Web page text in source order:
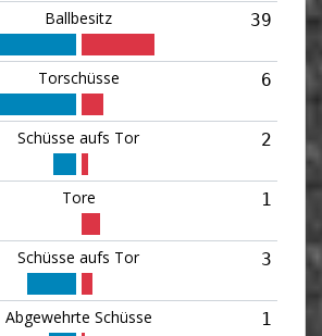
Ballbesitz 39
Torschüsse 6
Schüsse aufs Tor 2
Tore 1
Schüsse aufs Tor 3
Abgewehrte Schüsse 1